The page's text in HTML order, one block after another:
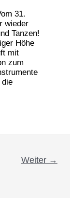
31.
wieder
Tanzen!
Höhe
mit
zum
Weiter →